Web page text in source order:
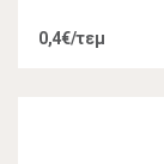
0,4€/τεμ